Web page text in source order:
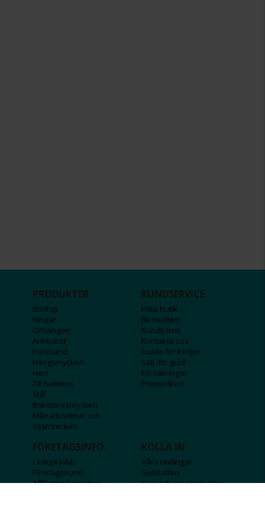
PRODUKTER
Bröllop
Ringar
Örhängen
Armband
Halsband
Hängsmycken
Herr
Till hemmet
Stål
Bokstavssmycken
Månadsstenar och
stjärntecken
KUNDSERVICE
Hitta butik
Bli medlem
Kundtjänst
Kontakta oss
Guide för kedjor
Sälj ditt guld
Försäkringar
Presentkort
FÖRETAGSINFO
Lediga jobb
Företagskund
Affiliateinformation
KOLLA IN
Våra tävlingar
Guldlotten
Graverbara produkter